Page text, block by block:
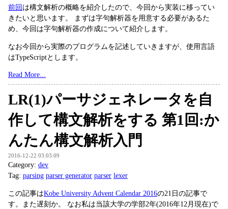
前回は構文解析の概略を紹介したので、今回から実装に移ってい
きたいと思います。 まずは字句解析器を用意する必要があるた
め、今回は字句解析器の作成について紹介します。
なお今回から実際のプログラムを記述していきますが、使用言語
はTypeScriptとします。
Read More...
LR(1)パーサジェネレータを自
作して構文解析をする 第1回:か
んたん構文解析入門
2016-12-22 03:03:09
Category: dev
Tag: parsing parser generator parser lexer
この記事はKobe University Advent Calendar 2016の21日の記事で
す。また遅刻か。 なお私は当該大学の学部2年(2016年12月現在)で